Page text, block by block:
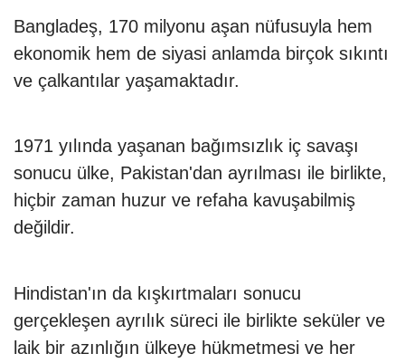
Bangladeş, 170 milyonu aşan nüfusuyla hem
ekonomik hem de siyasi anlamda birçok sıkıntı
ve çalkantılar yaşamaktadır.
1971 yılında yaşanan bağımsızlık iç savaşı
sonucu ülke, Pakistan'dan ayrılması ile birlikte,
hiçbir zaman huzur ve refaha kavuşabilmiş
değildir.
Hindistan'ın da kışkırtmaları sonucu
gerçekleşen ayrılık süreci ile birlikte seküler ve
laik bir azınlığın ülkeye hükmetmesi ve her